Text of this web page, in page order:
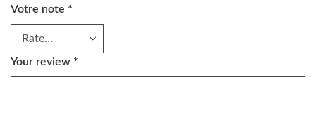
Votre note *
Your review *